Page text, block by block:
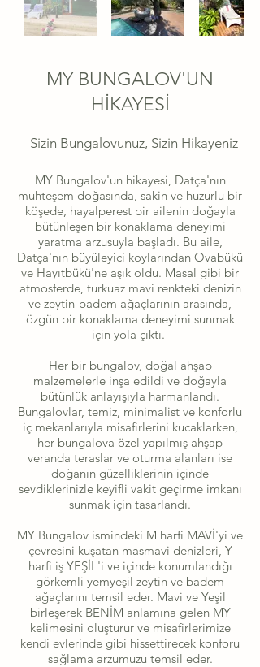
MY BUNGALOV'UN
HİKAYESİ
Sizin Bungalovunuz, Sizin Hikayeniz
MY Bungalov'un hikayesi, Datça'nın
muhteşem doğasında, sakin ve huzurlu bir
köşede, hayalperest bir ailenin doğayla
bütünleşen bir konaklama deneyimi
yaratma arzusuyla başladı. Bu aile,
Datça'nın büyüleyici koylarından Ovabükü
ve Hayıtbükü'ne aşık oldu. Masal gibi bir
atmosferde, turkuaz mavi renkteki denizin
ve zeytin-badem ağaçlarının arasında,
özgün bir konaklama deneyimi sunmak
için yola çıktı.
Her bir bungalov, doğal ahşap
malzemelerle inşa edildi ve doğayla
bütünlük anlayışıyla harmanlandı.
Bungalovlar, temiz, minimalist ve konforlu
iç mekanlarıyla misafirlerini kucaklarken,
her bungalova özel yapılmış ahşap
veranda teraslar ve oturma alanları ise
doğanın güzelliklerinin içinde
sevdiklerinizle keyifli vakit geçirme imkanı
sunmak için tasarlandı.
MY Bungalov ismindeki M harfi MAVİ'yi ve
çevresini kuşatan masmavi denizleri, Y
harfi iş YEŞİL'i ve içinde konumlandığı
görkemli yemyeşil zeytin ve badem
ağaçlarını temsil eder. Mavi ve Yeşil
birleşerek BENİM anlamına gelen MY
kelimesini oluşturur ve misafirlerimize
kendi evlerinde gibi hissettirecek konforu
sağlama arzumuzu temsil eder.​